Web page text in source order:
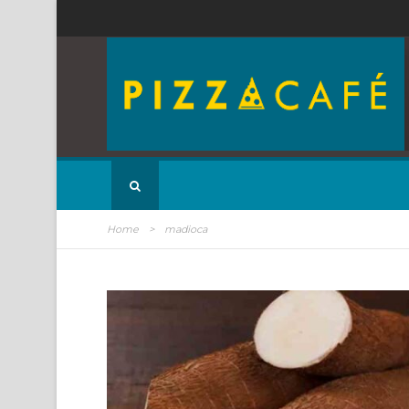
Home > madioca